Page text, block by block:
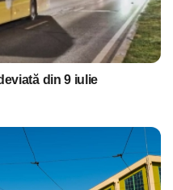
din 9 iulie